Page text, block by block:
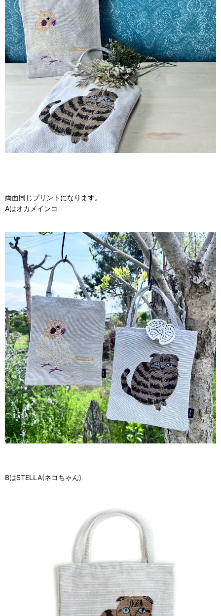
両面同じプリントになります。
Aはオカメインコ
BはSTELLA(ネコちゃん)